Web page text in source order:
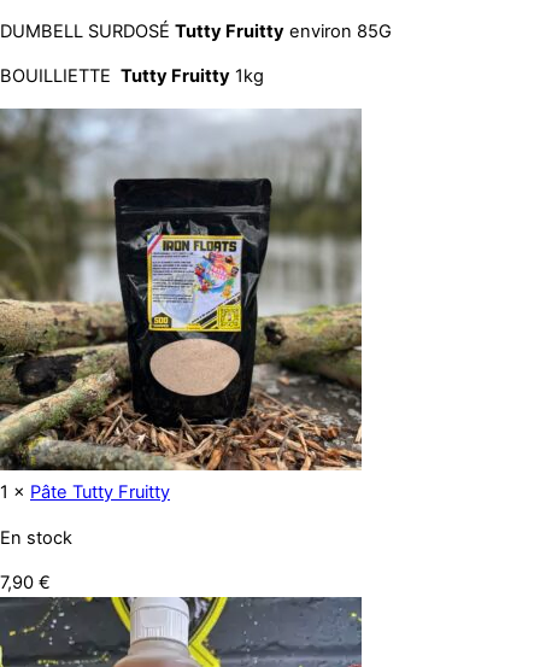
DUMBELL SURDOSÉ Tutty Fruitty environ 85G
BOUILLIETTE Tutty Fruitty 1kg
1 × Pâte Tutty Fruitty
En stock
7,90 €